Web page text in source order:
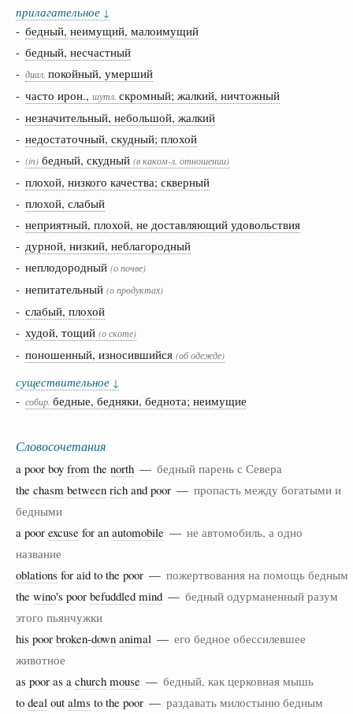
прилагательное ↓
- бедный, неимущий, малоимущий
- бедный, несчастный
- диал. покойный, умерший
- часто ирон., шутл. скромный; жалкий, ничтожный
- незначительный, небольшой, жалкий
- недостаточный, скудный; плохой
- (in) бедный, скудный (в каком-л. отношении)
- плохой, низкого качества; скверный
- плохой, слабый
- неприятный, плохой, не доставляющий удовольствия
- дурной, низкий, неблагородный
- неплодородный (о почве)
- непитательный (о продуктах)
- слабый, плохой
- худой, тощий (о скоте)
- поношенный, износившийся (об одежде)
существительное ↓
- собир. бедные, бедняки, беднота; неимущие
Словосочетания
a poor boy from the north — бедный парень с Севера
the chasm between rich and poor — пропасть между богатыми и
бедными
a poor excuse for an automobile — не автомобиль, а одно
название
oblations for aid to the poor — пожертвования на помощь бедным
the wino's poor befuddled mind — бедный одурманенный разум
этого пьянчужки
his poor broken-down animal — его бедное обессилевшее
животное
as poor as a church mouse — бедный, как церковная мышь
to deal out alms to the poor — раздавать милостыню бедным